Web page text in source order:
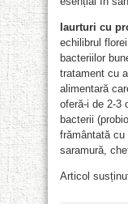
Iaurturi cu
echilibrul
bacteriilor
tratament cu
alimentară
oferă-i de 2-3
bacterii
frământată
saramură,
Articol